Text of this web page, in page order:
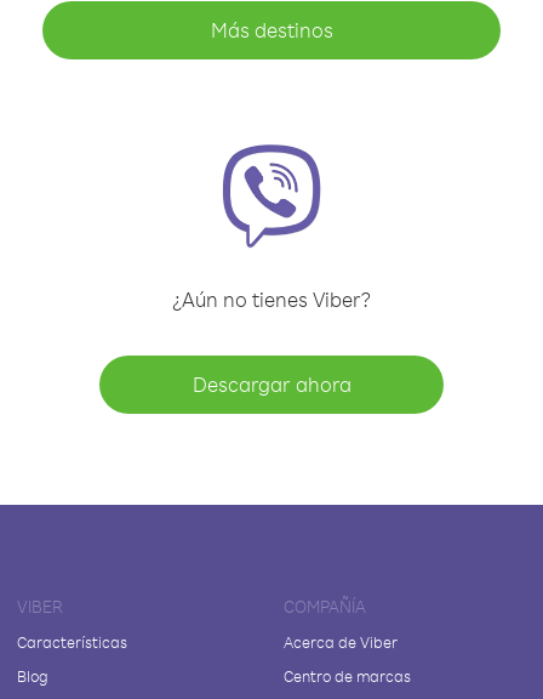
Más destinos
¿Aún no tienes Viber?
Descargar ahora
VIBER
Características
Blog
COMPAÑÍA
Acerca de Viber
Centro de marcas